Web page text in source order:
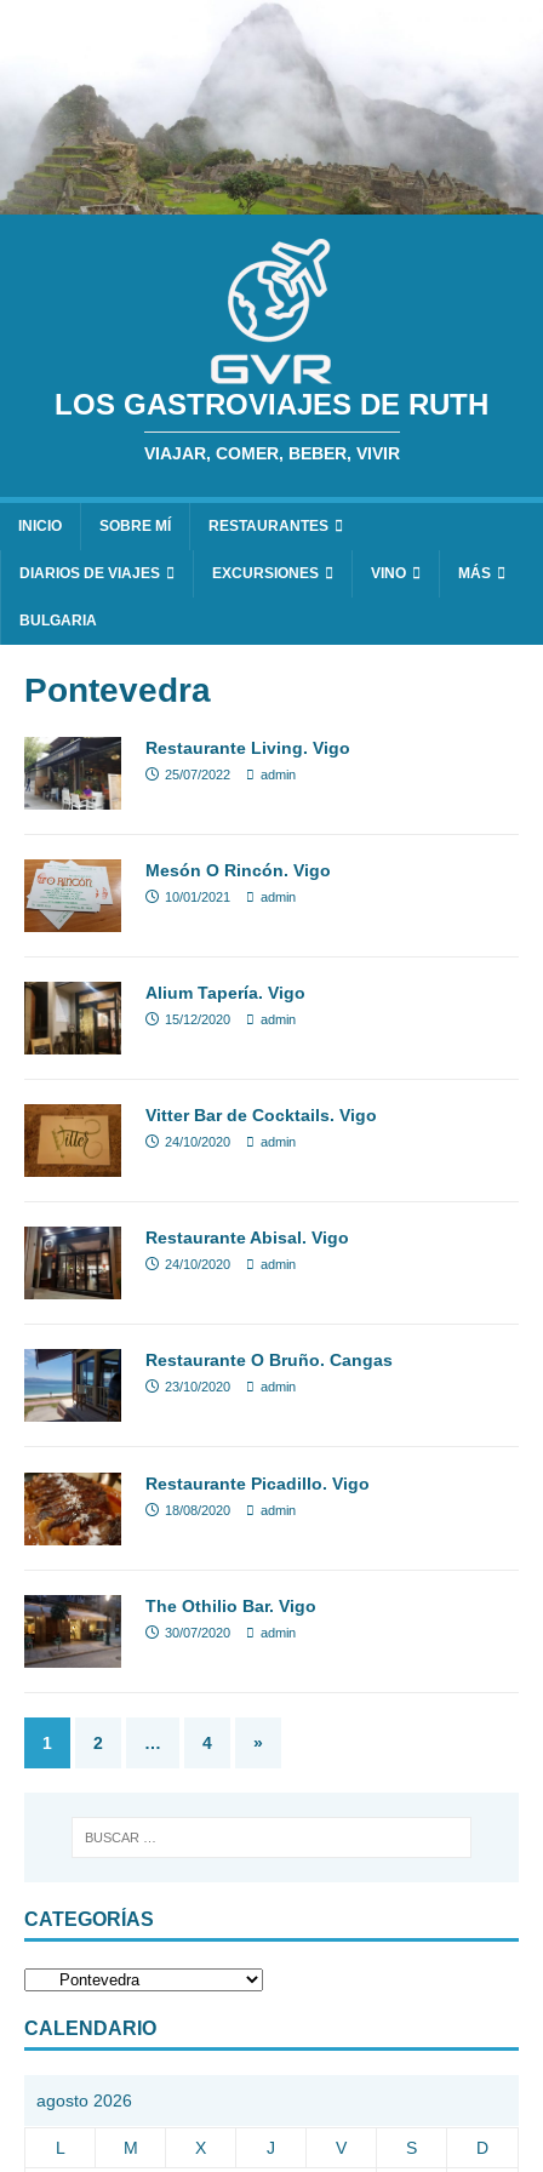
LOS GASTROVIAJES DE RUTH
VIAJAR, COMER, BEBER, VIVIR
INICIO SOBRE MÍ RESTAURANTES
DIARIOS DE VIAJES EXCURSIONES VINO MÁS
BULGARIA
Pontevedra
Restaurante Living. Vigo
25/07/2022 admin
Mesón O Rincón. Vigo
10/01/2021 admin
Alium Tapería. Vigo
15/12/2020 admin
Vitter Bar de Cocktails. Vigo
24/10/2020 admin
Restaurante Abisal. Vigo
24/10/2020 admin
Restaurante O Bruño. Cangas
23/10/2020 admin
Restaurante Picadillo. Vigo
18/08/2020 admin
The Othilio Bar. Vigo
30/07/2020 admin
1 2 … 4 »
CATEGORÍAS
CALENDARIO
agosto 2026
L M X J V S D